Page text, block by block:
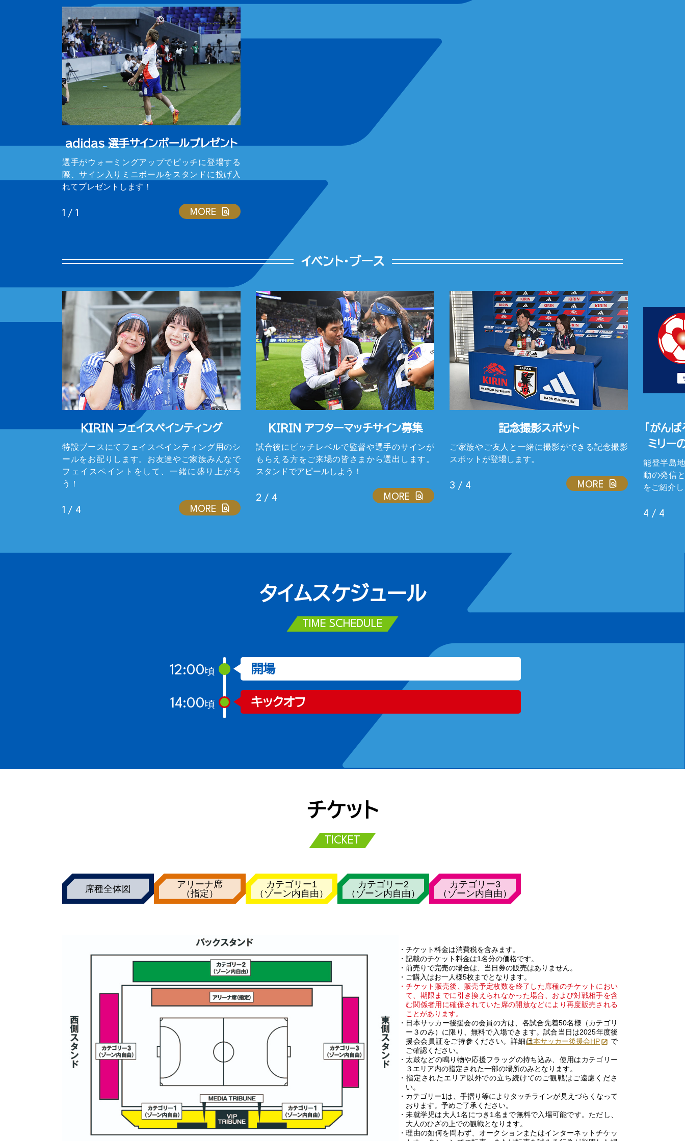
adidas 選手サインボールプレゼント
選手がウォーミングアップでピッチに登場する
際、サイン入りミニボールをスタンドに投げ入
れてプレゼントします！
1 / 1 MORE
イベント・ブース
KIRIN フェイスペインティング
特設ブースにてフェイスペインティング用のシ
ールをお配りします。お友達やご家族みんなで
フェイスペイントをして、一緒に盛り上がろ
う！
1 / 4 MORE
KIRIN アフターマッチサイン募集
試合後にピッチレベルで監督や選手のサインが
もらえる方をご来場の皆さまから選出します。
スタンドでアピールしよう！
2 / 4 MORE
記念撮影スポット
ご家族やご友人と一緒に撮影ができる記念撮影
スポットが登場します。
3 / 4 MORE
「がん
ミリー
能登半島
動の発信
をご紹介
4 / 4
タイムスケジュール
TIME SCHEDULE
12:00頃 開場
14:00頃 キックオフ
チケット
TICKET
席種全体図
アリーナ席
（指定）
カテゴリー1
（ゾーン内自由）
カテゴリー2
（ゾーン内自由）
カテゴリー3
（ゾーン内自由）
・チケット料金は消費税を含みます。
・記載のチケット料金は1名分の価格です。
・前売りで完売の場合は、当日券の販売はありません。
・ご購入はお一人様5枚までとなります。
・チケット販売後、販売予定枚数を終了した席種のチケットにおい
て、期限までに引き換えられなかった場合、および対戦相手を含
む関係者用に確保されていた席の開放などにより再度販売される
ことがあります。
・日本サッカー後援会の会員の方は、各試合先着50名様（カテゴリ
ー３のみ）に限り、無料で入場できます。試合当日は2025年度後
援会会員証をご持参ください。詳細は日本サッカー後援会HP
で
ご確認ください。
・太鼓などの鳴り物や応援フラッグの持ち込み、使用はカテゴリー
３エリア内の指定された一部の場所のみとなります。
・指定されたエリア以外での立ち続けてのご観戦はご遠慮くださ
い。
・カテゴリー1は、手摺り等によりタッチラインが見えづらくなって
おります。予めご了承ください。
・未就学児は大人1名につき1名まで無料で入場可能です。ただし、
大人のひざの上での観戦となります。
・理由の如何を問わず、オークションまたはインターネットチケッ